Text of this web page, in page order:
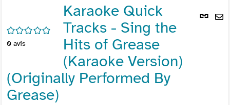
Lien
/5
0 avis
Karaoke Quick
Tracks - Sing the
Hits of Grease
(Karaoke Version)
(Originally Performed By
Grease)